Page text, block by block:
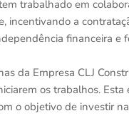
trabalhado em
incentivando a
financeira e
da Empresa CLJ
os trabalhos.
o objetivo de investir